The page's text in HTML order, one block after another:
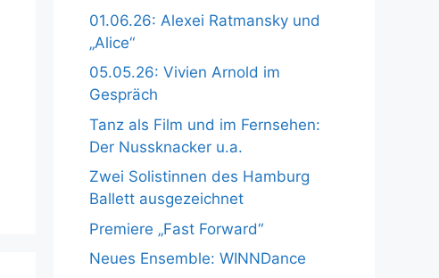
01.06.26: Alexei Ratmansky und
„Alice“
05.05.26: Vivien Arnold im
Gespräch
Tanz als Film und im Fernsehen:
Der Nussknacker u.a.
Zwei Solistinnen des Hamburg
Ballett ausgezeichnet
Premiere „Fast Forward“
Neues Ensemble: WINNDance